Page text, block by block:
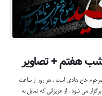
حاج هادی است . هر روز از ساعت
برگزار می شود . از عزیزانی که تمایل به